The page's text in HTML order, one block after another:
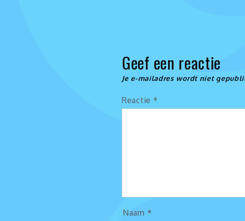
Geef een reactie
Je e-mailadres wordt niet
Reactie *
Naam *